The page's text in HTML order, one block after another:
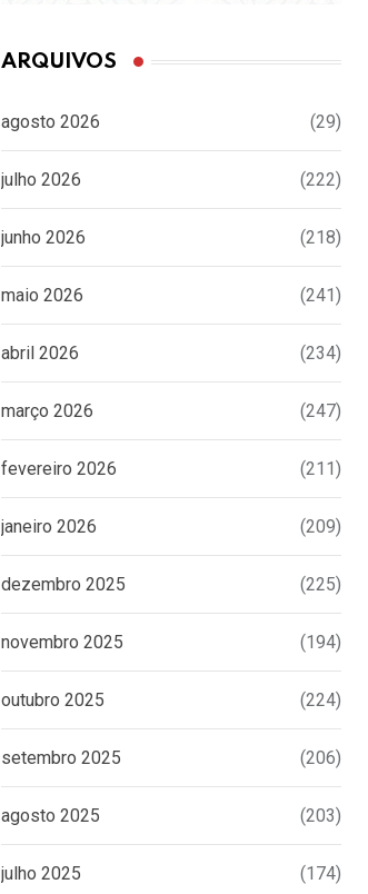
ARQUIVOS
agosto 2026 (29)
julho 2026 (222)
junho 2026 (218)
maio 2026 (241)
abril 2026 (234)
março 2026 (247)
fevereiro 2026 (211)
janeiro 2026 (209)
dezembro 2025 (225)
novembro 2025 (194)
outubro 2025 (224)
setembro 2025 (206)
agosto 2025 (203)
julho 2025 (174)